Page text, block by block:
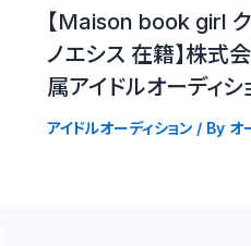
【Maison book girl
ノエシス 在籍】株式
属アイドルオーディシ
アイドルオーディション/ By オ